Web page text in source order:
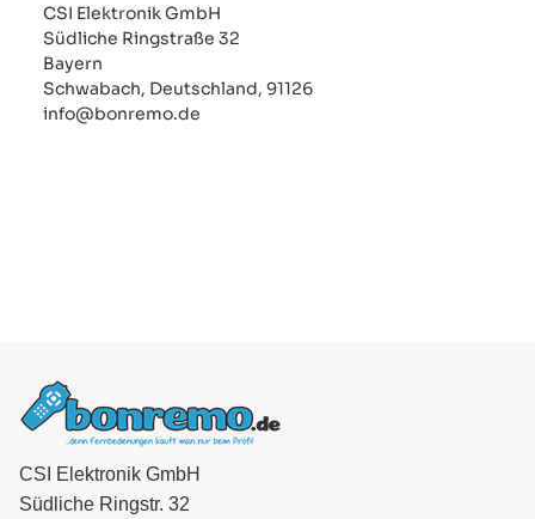
CSI Elektronik GmbH
Südliche Ringstraße 32
Bayern
Schwabach, Deutschland, 91126
info@bonremo.de
CSI Elektronik GmbH
Südliche Ringstr. 32